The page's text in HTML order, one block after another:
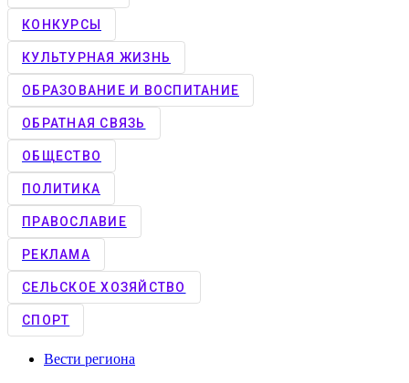
КОНКУРCЫ
КУЛЬТУРНАЯ ЖИЗНЬ
ОБРАЗОВАНИЕ И ВОСПИТАНИЕ
ОБРАТНАЯ СВЯЗЬ
ОБЩЕСТВО
ПОЛИТИКА
ПРАВОСЛАВИЕ
РЕКЛАМА
СЕЛЬСКОЕ ХОЗЯЙСТВО
СПОРТ
Вести региона